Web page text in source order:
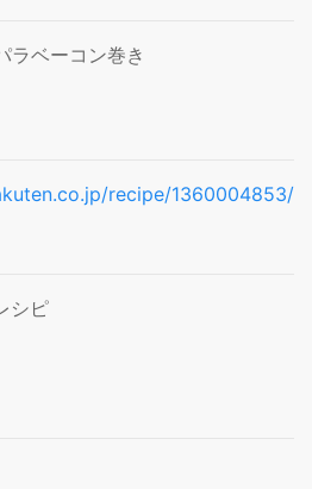
ベーコン巻き
recipe/1360004853/
シピ